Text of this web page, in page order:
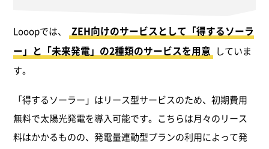
Looopでは、
ZEH向けのサービスとして「得するソーラ
ー」と「未来発電」の2種類のサービスを用意 していま
す。
「得するソーラー」はリース型サービスのため、初期費用
無料で太陽光発電を導入可能です。こちらは月々のリース
料はかかるものの、発電量連動型プランの利用によって発